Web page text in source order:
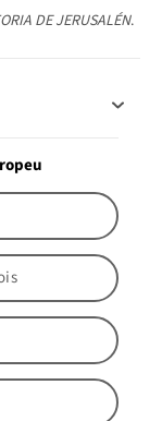
DE JERUSALÉN.